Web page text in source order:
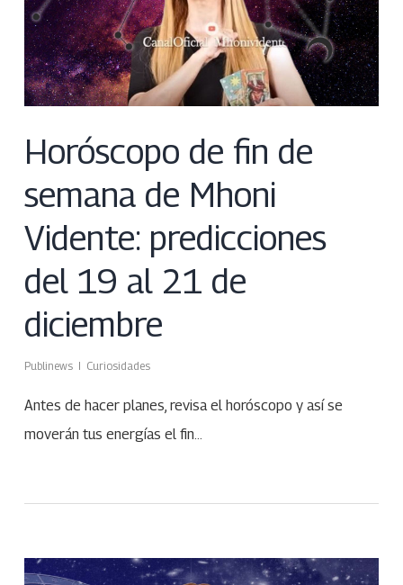
Horóscopo de fin de
semana de Mhoni
Vidente: predicciones
del 19 al 21 de
diciembre
Publinews Curiosidades
Antes de hacer planes, revisa el horóscopo y así se
moverán tus energías el fin…